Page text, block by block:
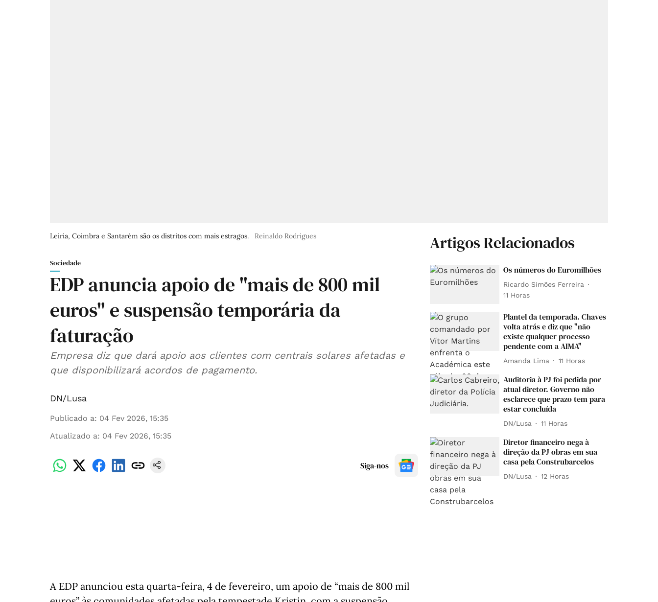
Leiria, Coimbra e Santarém são os distritos com mais estragos. Reinaldo Rodrigues
Sociedade
EDP anuncia apoio de "mais de 800 mil
euros" e suspensão temporária da
faturação
Empresa diz que dará apoio aos clientes com centrais solares afetadas e
que disponibilizará acordos de pagamento.
DN/Lusa
Publicado a: 04 Fev 2026, 15:35
Atualizado a: 04 Fev 2026, 15:35
Siga-nos
A EDP anunciou esta quarta-feira, 4 de fevereiro, um apoio de “mais de 800 mil
Artigos Relacionados
Os números do Euromilhões
Ricardo Simões Ferreira
11 Horas
Plantel da temporada. Chaves
volta atrás e diz que "não
existe qualquer processo
pendente com a AIMA"
Amanda Lima 11 Horas
Auditoria à PJ foi pedida por
atual diretor. Governo não
esclarece que prazo tem para
estar concluída
DN/Lusa 11 Horas
Diretor financeiro nega à
direção da PJ obras em sua
casa pela Construbarcelos
DN/Lusa 12 Horas